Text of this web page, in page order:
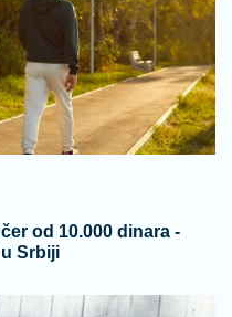
od 10.000 dinara -
Srbiji